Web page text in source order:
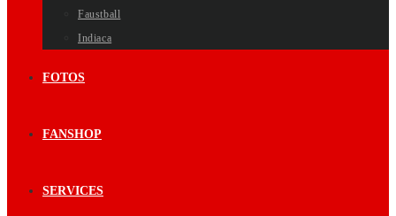
Faustball
Indiaca
FOTOS
FANSHOP
SERVICES